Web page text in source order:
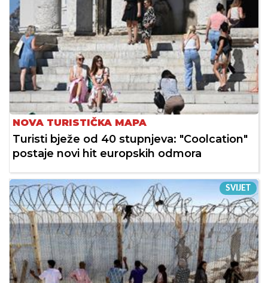
NOVA TURISTIČKA MAPA
Turisti bježe od 40 stupnjeva: "Coolcation"
postaje novi hit europskih odmora
SVIJET